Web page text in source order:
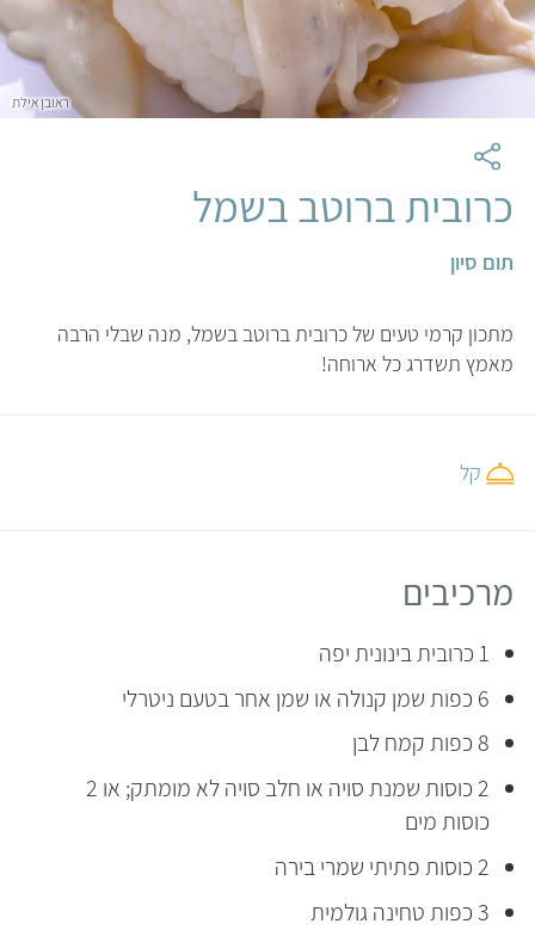
ראובן אילת
כרובית ברוטב בשמל
תום סיון
מתכון קרמי טעים של כרובית ברוטב בשמל, מנה שבלי הרבה
מאמץ תשדרג כל ארוחה!
קל
מרכיבים
1 כרובית בינונית יפה
6 כפות שמן קנולה או שמן אחר בטעם ניטרלי
8 כפות קמח לבן
2 כוסות שמנת סויה או חלב סויה לא מומתק; או 2
כוסות מים
2 כוסות פתיתי שמרי בירה
3 כפות טחינה גולמית